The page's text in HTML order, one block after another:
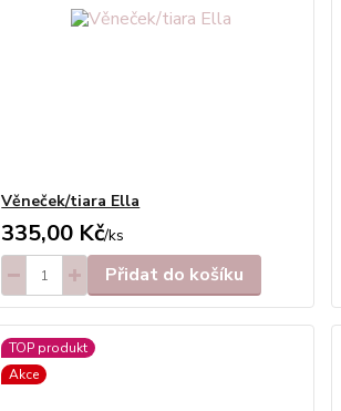
Věneček/tiara Ella
335,00 Kč/ks
Přidat do košíku
TOP produkt
Akce